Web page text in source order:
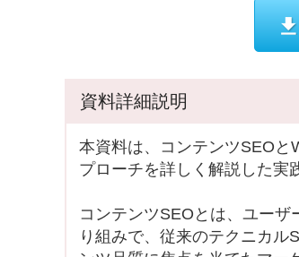
資料詳細説明
本資料は、コンテンツSEOと
プローチを詳しく解説した実
コンテンツSEOとは、ユー
り組みで、従来のテクニカ